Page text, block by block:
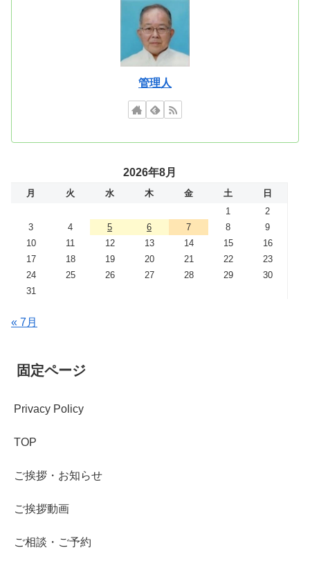
管理人
2026年8月
月 火 水 木 金 土
日
1
2
3
4 5 6 7 8
9
10
11 12 13 14 15
16
17
18 19 20 21 22
23
24
25 26 27 28 29
30
31
« 7月
固定ページ
Privacy Policy
TOP
ご挨拶・お知らせ
ご挨拶動画
ご相談・ご予約